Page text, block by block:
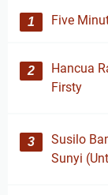
Five
Hancua
Firsty
Susilo
Sunyi